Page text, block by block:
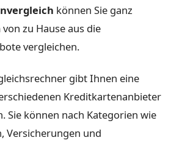
können Sie ganz
zu Hause aus die
vergleichen.
gibt Ihnen eine
Kreditkartenanbieter
Sie können nach Kategorien wie
Versicherungen und